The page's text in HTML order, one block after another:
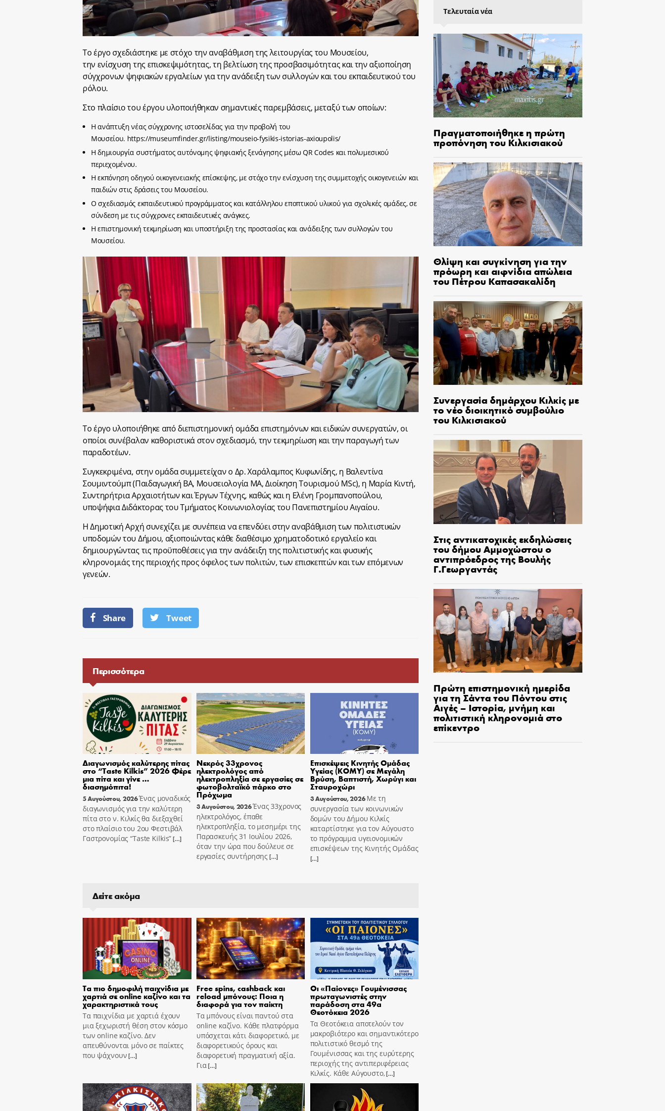
Το έργο σχεδιάστηκε με στόχο την αναβάθμιση της λειτουργίας του Μουσείου,
την ενίσχυση της επισκεψιμότητας, τη βελτίωση της προσβασιμότητας και την αξιοποίηση
σύγχρονων ψηφιακών εργαλείων για την ανάδειξη των συλλογών και του εκπαιδευτικού του
ρόλου.
Στο πλαίσιο του έργου υλοποιήθηκαν σημαντικές παρεμβάσεις, μεταξύ των οποίων:
Η ανάπτυξη νέας σύγχρονης ιστοσελίδας για την προβολή του
Μουσείου. https://museumfinder.gr/listing/mouseio-fysikis-istorias-axioupolis/
Η δημιουργία συστήματος αυτόνομης ψηφιακής ξενάγησης μέσω QR Codes και πολυμεσικού
περιεχομένου.
Η εκπόνηση οδηγού οικογενειακής επίσκεψης, με στόχο την ενίσχυση της συμμετοχής οικογενειών και
παιδιών στις δράσεις του Μουσείου.
Ο σχεδιασμός εκπαιδευτικού προγράμματος και κατάλληλου εποπτικού υλικού για σχολικές ομάδες, σε
σύνδεση με τις σύγχρονες εκπαιδευτικές ανάγκες.
Η επιστημονική τεκμηρίωση και υποστήριξη της προστασίας και ανάδειξης των συλλογών του
Μουσείου.
Το έργο υλοποιήθηκε από διεπιστημονική ομάδα επιστημόνων και ειδικών συνεργατών, οι
οποίοι συνέβαλαν καθοριστικά στον σχεδιασμό, την τεκμηρίωση και την παραγωγή των
παραδοτέων.
Συγκεκριμένα, στην ομάδα συμμετείχαν ο Δρ. Χαράλαμπος Κυφωνίδης, η Βαλεντίνα
Σουμιντούμπ (Παιδαγωγική BA, Μουσειολογία MA, Διοίκηση Τουρισμού MSc), η Μαρία Κιντή,
Συντηρήτρια Αρχαιοτήτων και Έργων Τέχνης, καθώς και η Ελένη Γρομπανοπούλου,
υποψήφια Διδάκτορας του Τμήματος Κοινωνιολογίας του Πανεπιστημίου Αιγαίου.
Η Δημοτική Αρχή συνεχίζει με συνέπεια να επενδύει στην αναβάθμιση των πολιτιστικών
υποδομών του Δήμου, αξιοποιώντας κάθε διαθέσιμο χρηματοδοτικό εργαλείο και
δημιουργώντας τις προϋποθέσεις για την ανάδειξη της πολιτιστικής και φυσικής
κληρονομιάς της περιοχής προς όφελος των πολιτών, των επισκεπτών και των επόμενων
γενεών.
Share Tweet
Περισσότερα
Διαγωνισμός καλύτερης πίτας
στο “Taste Kilkis” 2026 Φέρε
μια πίτα και γίνε …
διασημόπιτα!
5 Αυγούστου, 2026Ένας μοναδικός
διαγωνισμός για την καλύτερη
πίτα στο ν. Κιλκίς θα διεξαχθεί
στο πλαίσιο του 2ου Φεστιβάλ
Γαστρονομίας “Taste Kilkis”[…]
Νεκρός 33χρονος
ηλεκτρολόγος από
ηλεκτροπληξία σε εργασίες σε
φωτοβολταϊκό πάρκο στο
Πρόχωμα
3 Αυγούστου, 2026Ένας 33χρονος
ηλεκτρολόγος, έπαθε
ηλεκτροπληξία, το μεσημέρι της
Παρασκευής 31 Ιουλίου 2026,
όταν την ώρα που δούλευε σε
εργασίες συντήρησης[…]
Επισκέψεις Κινητής Ομάδας
Υγείας (ΚΟΜΥ) σε Μεγάλη
Βρύση, Βαπτιστή, Χωρύγι και
Σταυροχώρι
3 Αυγούστου, 2026 Με τη
συνεργασία των κοινωνικών
δομών του Δήμου Κιλκίς
καταρτίστηκε για τον Αύγουστο
το πρόγραμμα υγειονομικών
επισκέψεων της Κινητής Ομάδας
[…]
Δείτε ακόμα
Τα πιο δημοφιλή παιχνίδια με
χαρτιά σε online καζίνο και τα
χαρακτηριστικά τους
Τα παιχνίδια με χαρτιά έχουν
μια ξεχωριστή θέση στον κόσμο
των online καζίνο. Δεν
απευθύνονται μόνο σε παίκτες
που ψάχνουν[…]
Free spins, cashback και
reload μπόνους: Ποια η
διαφορά για τον παίκτη
Τα μπόνους είναι παντού στα
online καζίνο. Κάθε πλατφόρμα
υπόσχεται κάτι διαφορετικό, με
διαφορετικούς όρους και
διαφορετική πραγματική αξία.
Για[…]
Οι «Παίονες» Γουμένισσας
πρωταγωνιστές στην
παράδοση στα 49α
Θεοτόκεια 2026
Τα Θεοτόκεια αποτελούν τον
μακροβιότερο και σημαντικότερο
πολιτιστικό θεσμό της
Γουμένισσας και της ευρύτερης
περιοχής της αντιπεριφέρειας
Κιλκίς. Κάθε Αύγουστο,[…]
Τελευταία νέα
Πραγματοποιήθηκε η πρώτη
προπόνηση του Κιλκισιακού
Θλίψη και συγκίνηση για την
πρόωρη και αιφνίδια απώλεια
του Πέτρου Καπασακαλίδη
Συνεργασία δημάρχου Κιλκίς με
το νέο διοικητικό συμβούλιο
του Κιλκισιακού
Στις αντικατοχικές εκδηλώσεις
του δήμου Αμμοχώστου ο
αντιπρόεδρος της Βουλής
Γ.Γεωργαντάς
Πρώτη επιστημονική ημερίδα
για τη Σάντα του Πόντου στις
Αιγές – Ιστορία, μνήμη και
πολιτιστική κληρονομιά στο
επίκεντρο